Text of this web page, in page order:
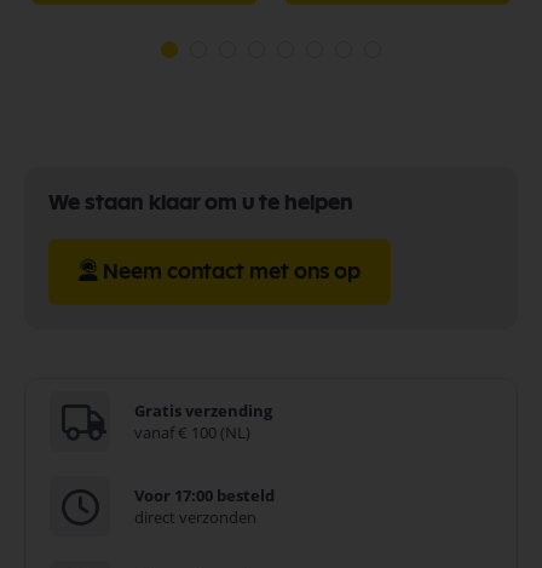
We staan klaar om u te helpen
Neem contact met ons op
Gratis verzending
vanaf € 100 (NL)
Voor 17:00 besteld
direct verzonden